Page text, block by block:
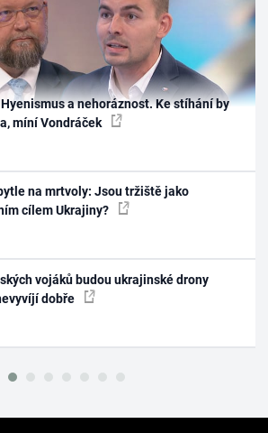
a nehoráznost. Ke stíhání by
míní Vondráček
na mrtvoly: Jsou tržiště jako
cílem Ukrajiny?
vojáků budou ukrajinské drony
dobře